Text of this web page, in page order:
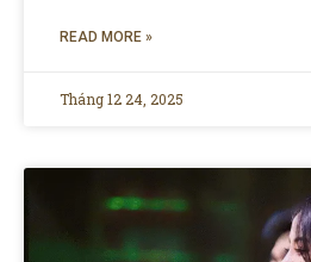
READ MORE »
Tháng 12 24, 2025